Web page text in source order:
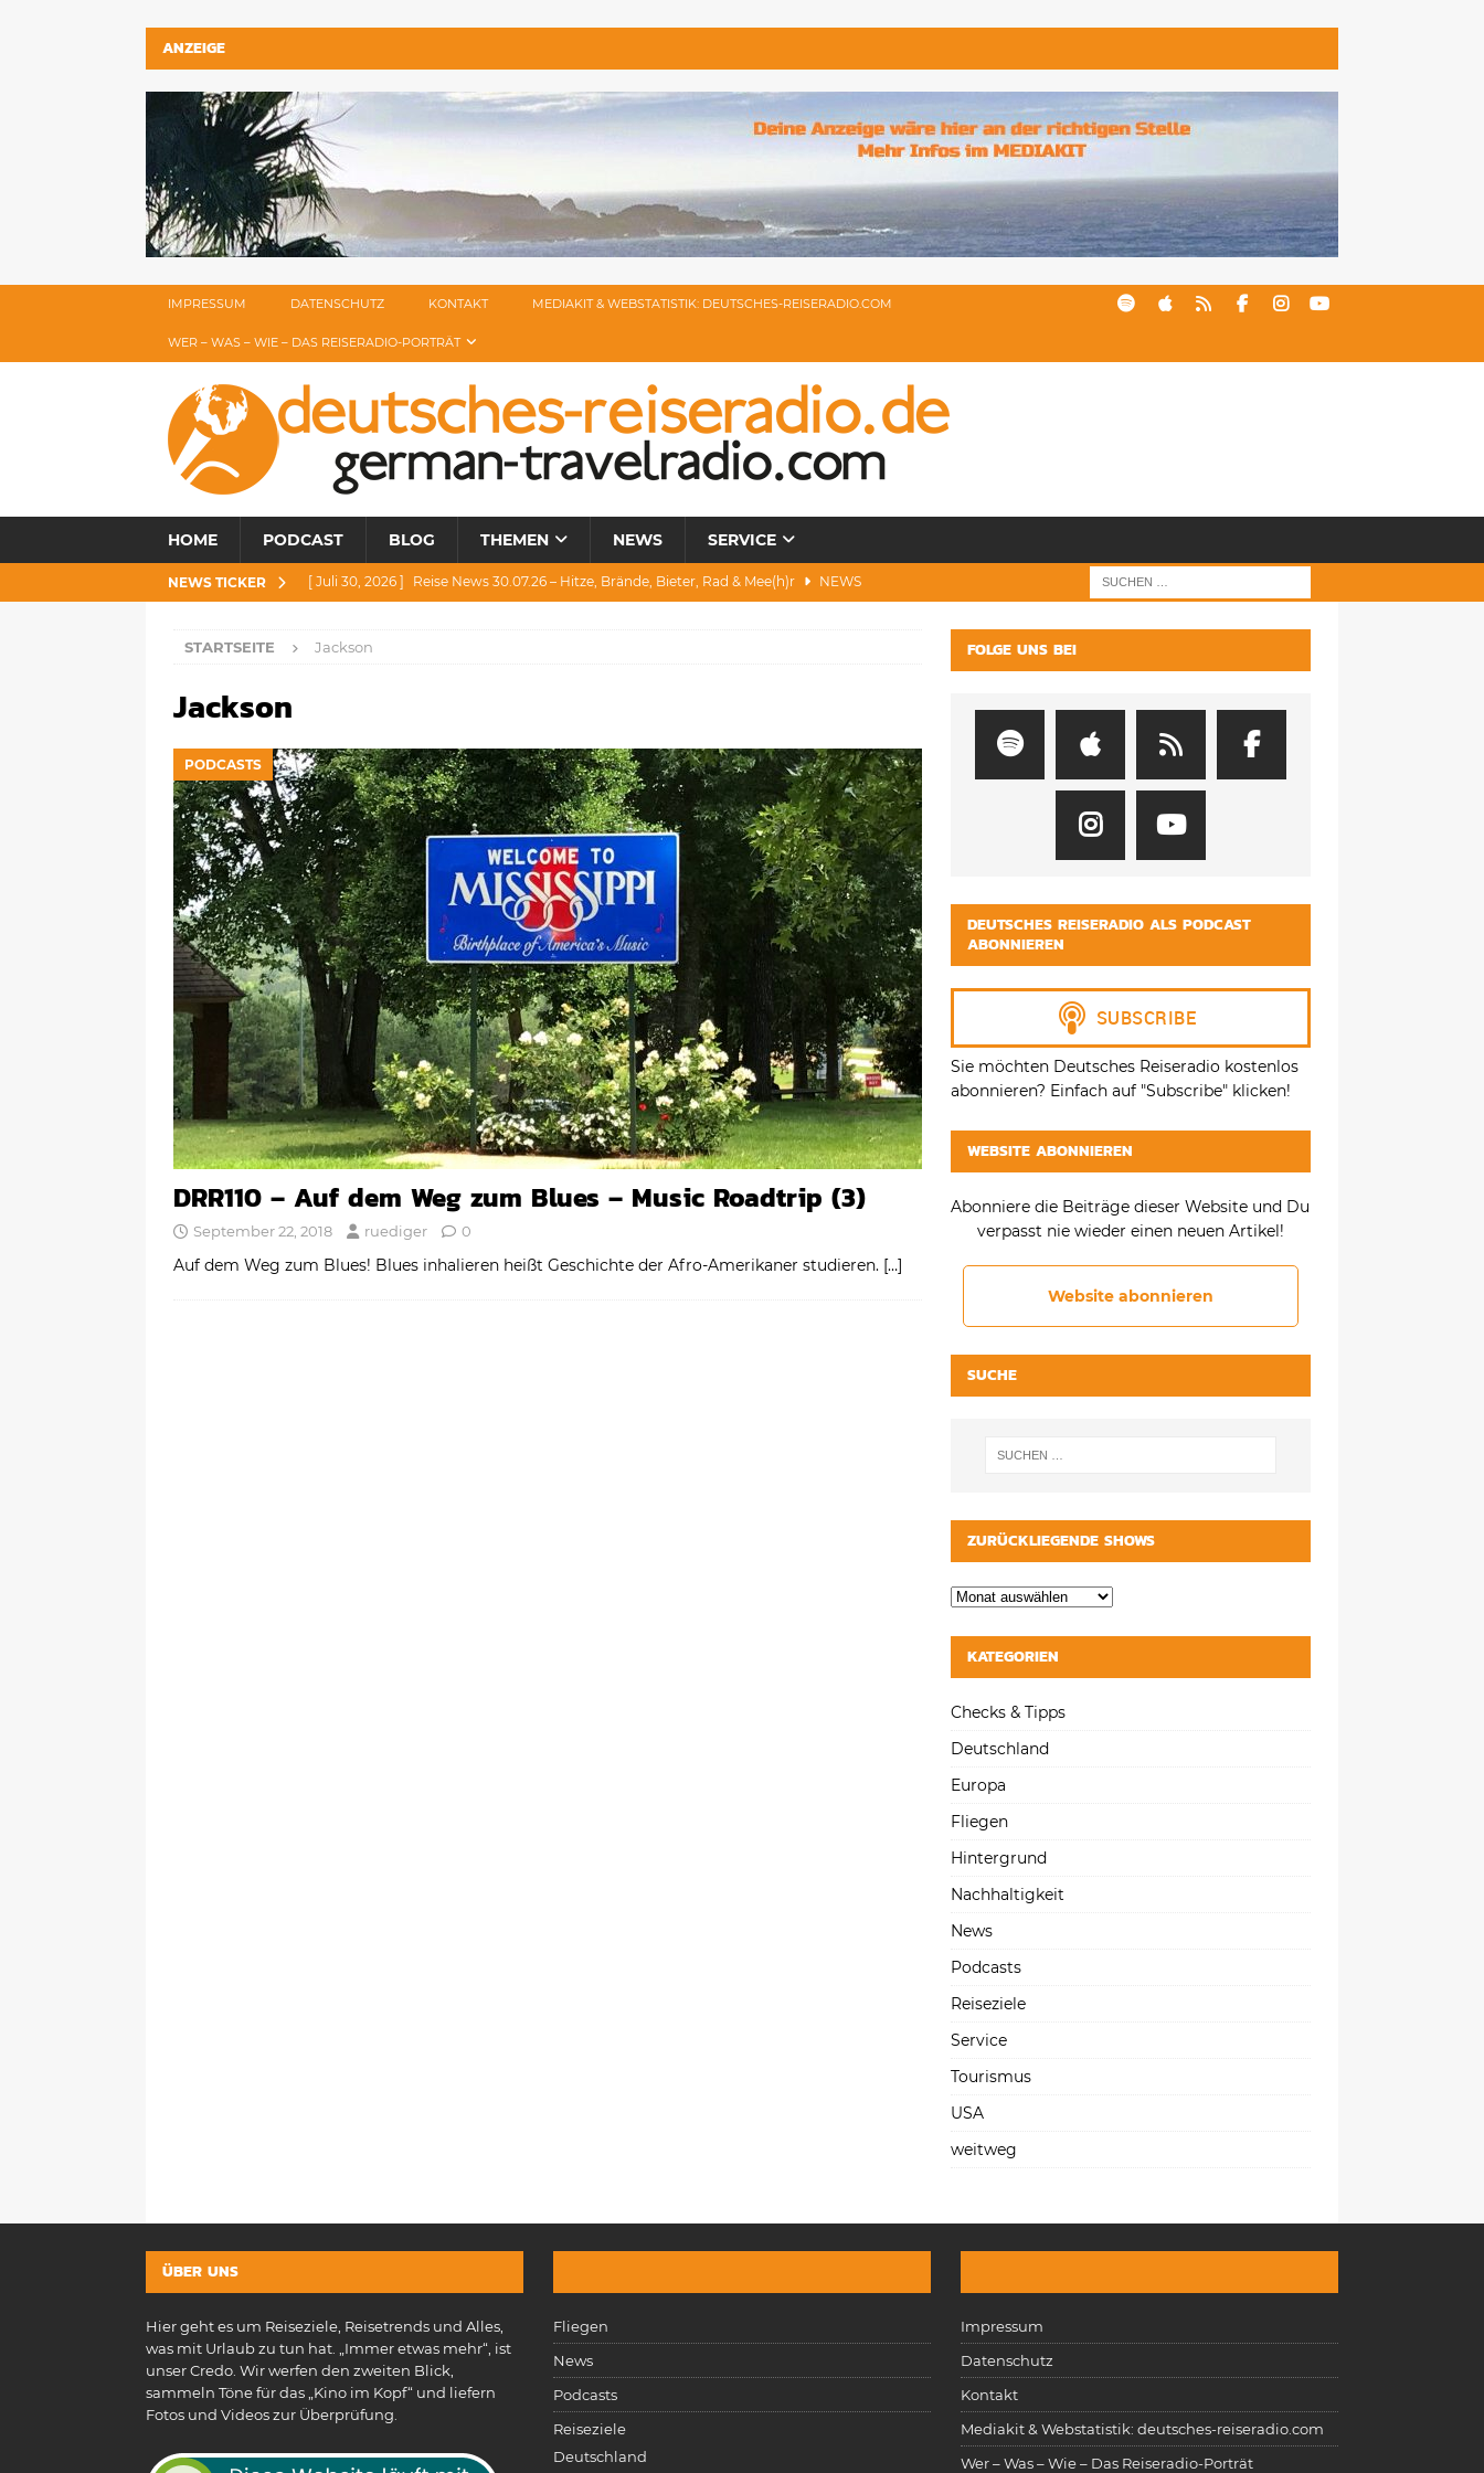
ANZEIGE
IMPRESSUM DATENSCHUTZ KONTAKT MEDIAKIT & WEBSTATISTIK: DEUTSCHES-REISERADIO.COM
WER – WAS – WIE – DAS REISERADIO-PORTRÄT
HOME PODCAST BLOG THEMEN NEWS SERVICE
NEWS TICKER [ Juli 30, 2026 ] Reise News 30.07.26 – Hitze, Brände, Bieter, Rad & Mee(h)r NEWS
[ Juli 23, 2026 ]
STARTSEITE Jackson
Jackson
PODCASTS
DRR110 – Auf dem Weg zum Blues – Music Roadtrip (3)
September 22, 2018 ruediger 0
Auf dem Weg zum Blues! Blues inhalieren heißt Geschichte der Afro-Amerikaner studieren. […]
FOLGE UNS BEI
DEUTSCHES REISERADIO ALS PODCAST
ABONNIEREN
Sie möchten Deutsches Reiseradio kostenlos
abonnieren? Einfach auf "Subscribe" klicken!
WEBSITE ABONNIEREN
Abonniere die Beiträge dieser Website und Du
verpasst nie wieder einen neuen Artikel!
Website abonnieren
SUCHE
ZURÜCKLIEGENDE SHOWS
KATEGORIEN
Checks & Tipps
Deutschland
Europa
Fliegen
Hintergrund
Nachhaltigkeit
News
Podcasts
Reiseziele
Service
Tourismus
USA
weitweg
ÜBER UNS
Hier geht es um Reiseziele, Reisetrends und Alles,
was mit Urlaub zu tun hat. „Immer etwas mehr“, ist
unser Credo. Wir werfen den zweiten Blick,
sammeln Töne für das „Kino im Kopf“ und liefern
Fotos und Videos zur Überprüfung.
Fliegen
News
Podcasts
Reiseziele
Deutschland
Impressum
Datenschutz
Kontakt
Mediakit & Webstatistik: deutsches-reiseradio.com
Wer – Was – Wie – Das Reiseradio-Porträt